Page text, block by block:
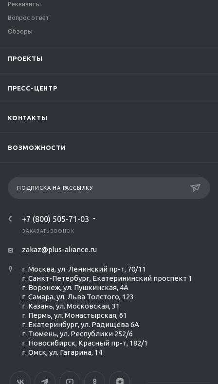
Ольга Кравченко
Реквизиты
Вопрос ответ
Обзоры
ПРОЕКТЫ
ПРЕСС-ЦЕНТР
КОНТАКТЫ
ВОЗМОЖНОСТИ
ПОДПИСКА НА РАССЫЛКУ
+7 (800) 505-71-03
ЗАКАЗАТЬ ЗВОНОК
zakaz@plus-aliance.ru
г. Москва, ул. Ленинский пр-т, 70/11
г. Санкт-Петербург, Екатерининский проспект 1
г. Воронеж, ул. Пушкинская, 4А
г. Самара, ул. Льва Толстого, 123
г. Казань, ул. Московская, 31
г. Пермь, ул. Монастырская, 61
г. Екатеринбург, ул. Радищева 6А
г. Тюмень, ул. Республики 252/6
г. Новосибирск, Красный пр-т, 182/1
г. Омск, ул. ​Гагарина, 14